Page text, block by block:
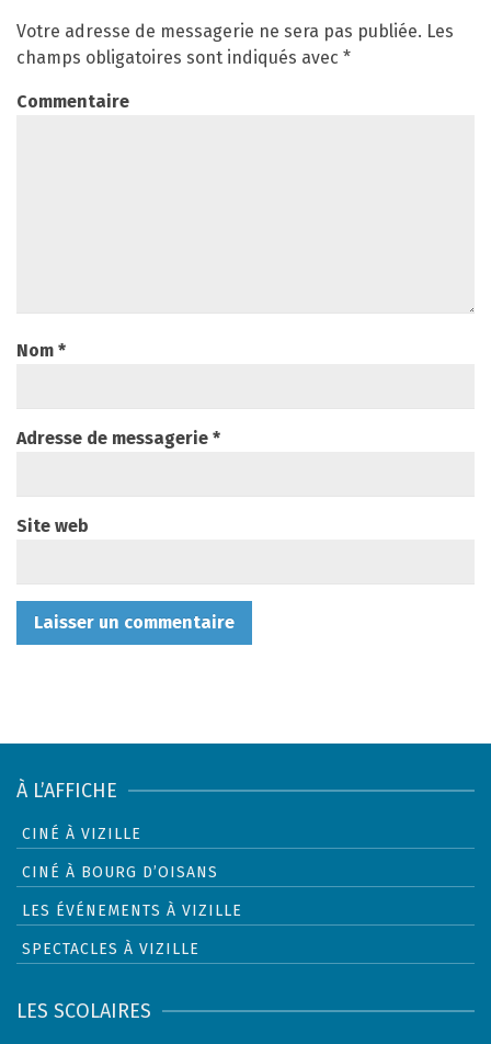
Votre adresse de messagerie ne sera pas publiée. Les
champs obligatoires sont indiqués avec *
Commentaire
Nom *
Adresse de messagerie *
Site web
À L’AFFICHE
CINÉ À VIZILLE
CINÉ À BOURG D’OISANS
LES ÉVÉNEMENTS À VIZILLE
SPECTACLES À VIZILLE
LES SCOLAIRES